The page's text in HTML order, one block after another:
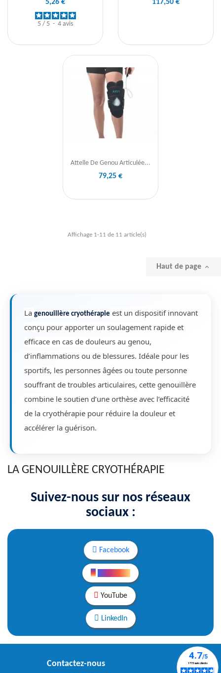
5,26 €
5 / 5 - 4 avis
117,50 €
Attelle De Genou Articulée...
79,25 €
Affichage 1-11 de 11 article(s)
Haut de page 
La genouillère cryothérapie est un dispositif innovant
conçu pour apporter un soulagement rapide et
efficace en cas de douleurs au genou,
d’inflammations ou de blessures. Idéale pour les
sportifs, les personnes âgées ou toute personne
souffrant de troubles articulaires, cette genouillère
combine le soutien d’une orthèse avec l’efficacité
de la cryothérapie pour réduire la douleur et
accélérer la guérison.
LA GENOUILLÈRE CRYOTHÉRAPIE
Suivez-nous sur nos réseaux
sociaux :
Facebook
YouTube
LinkedIn
Contactez-nous